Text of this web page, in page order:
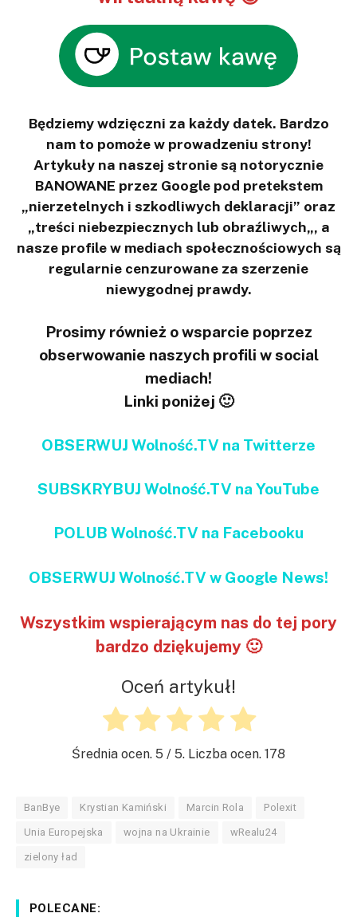
Będziemy wdzięczni za każdy datek. Bardzo
nam to pomoże w prowadzeniu strony!
Artykuły na naszej stronie są notorycznie
BANOWANE przez Google pod pretekstem
„nierzetelnych i szkodliwych deklaracji” oraz
„treści niebezpiecznych lub obraźliwych„, a
nasze profile w mediach społecznościowych są
regularnie cenzurowane za szerzenie
niewygodnej prawdy.
Prosimy również o wsparcie poprzez
obserwowanie naszych profili w social
mediach!
Linki poniżej 🙂
OBSERWUJ Wolność.TV na Twitterze
SUBSKRYBUJ Wolność.TV na YouTube
POLUB Wolność.TV na Facebooku
OBSERWUJ Wolność.TV w Google News!
Wszystkim wspierającym nas do tej pory
bardzo dziękujemy 🙂
Oceń artykuł!
Średnia ocen. 5 / 5. Liczba ocen. 178
BanBye Krystian Kamiński Marcin Rola Polexit
Unia Europejska wojna na Ukrainie wRealu24
zielony ład
POLECANE: